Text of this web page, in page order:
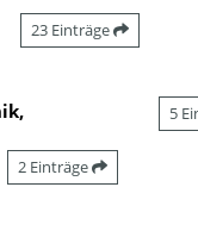
23 Einträge
5
2 Einträge